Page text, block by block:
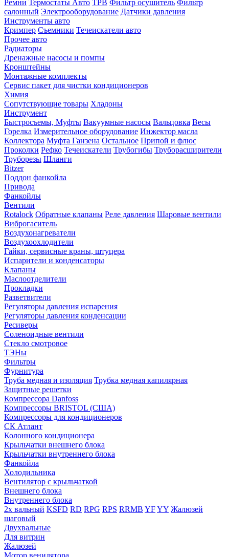
Ремни Термостаты Авто ТРВ Фильтр осушитель Фильтр
салонный Электрооборудование Датчики давления
Инструменты авто
Кримпер Съемники Течеискатели авто
Прочее авто
Радиаторы
Дренажные насосы и помпы
Кронштейны
Монтажные комплекты
Сервис пакет для чистки кондиционеров
Химия
Сопутствующие товары Хладоны
Инструмент
Быстросъемы, Муфты Вакуумные насосы Вальцовка Весы
Горелка Измерительное оборудование Инжектор масла
Коллектора Муфта Ганзена Остальное Припой и флюс
Проколки Рефко Течеискатели Трубогибы Труборасширители
Труборезы Шланги
Bitzer
Поддон фанкойла
Привода
Фанкойлы
Вентили
Rotalock Обратные клапаны Реле давления Шаровые вентили
Виброгаситель
Воздухонагреватели
Воздухоохлодители
Гайки, сервисные краны, штуцера
Испарители и конденсаторы
Клапаны
Маслоотделители
Прокладки
Разветвители
Регуляторы давления испарения
Регуляторы давления конденсации
Ресиверы
Соленоидные вентили
Стекло смотровое
ТЭНы
Фильтры
Фурнитура
Труба медная и изоляция Трубка медная капилярная
Защитные решетки
Компрессора Danfoss
Компрессоры BRISTOL (США)
Компрессоры для кондиционеров
СК Атлант
Колонного кондиционера
Крыльчатки внешнего блока
Крыльчатки внутреннего блока
Фанкойла
Холодильника
Вентилятор с крыльчаткой
Внешнего блока
Внутреннего блока
2х вальный KSFD RD RPG RPS RRMB YFYY Жалюзей
шаговый
Двухвальные
Для витрин
Жалюзей
Мотор венилятора